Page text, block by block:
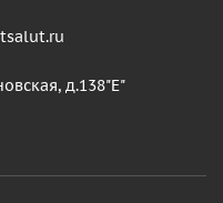
д.138"Е"